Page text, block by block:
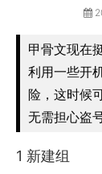
甲骨文现在
利用一些开
险，这时候
无需担心盗号
1 新建组